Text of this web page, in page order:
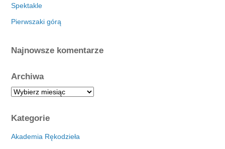
Spektakle
Pierwszaki górą
Najnowsze komentarze
Archiwa
A
c
h
i
Kategorie
Akademia Rękodzieła